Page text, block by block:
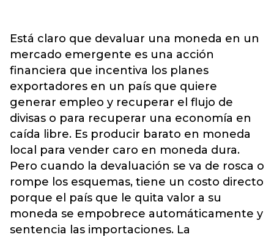
Está claro que devaluar una moneda en un
mercado emergente es una acción
financiera que incentiva los planes
exportadores en un país que quiere
generar empleo y recuperar el flujo de
divisas o para recuperar una economía en
caída libre. Es producir barato en moneda
local para vender caro en moneda dura.
Pero cuando la devaluación se va de rosca o
rompe los esquemas, tiene un costo directo
porque el país que le quita valor a su
moneda se empobrece automáticamente y
sentencia las importaciones. La